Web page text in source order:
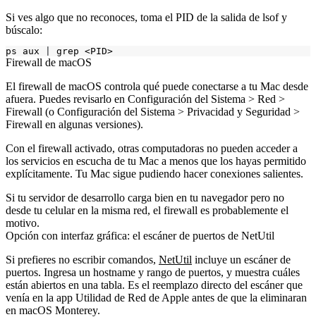
Si ves algo que no reconoces, toma el PID de la salida de lsofy
búscalo:
ps aux
Firewall de macOS
El firewall de macOS controla qué puede conectarse a tu Mac desde
afuera. Puedes revisarlo en Configuración del Sistema > Red >
Firewall (o Configuración del Sistema > Privacidad y Seguridad >
Firewall en algunas versiones).
Con el firewall activado, otras computadoras no pueden acceder a
los servicios en escucha de tu Mac a menos que los hayas permitido
explícitamente. Tu Mac sigue pudiendo hacer conexiones salientes.
Si tu servidor de desarrollo carga bien en tu navegador pero no
desde tu celular en la misma red, el firewall es probablemente el
motivo.
Opción con interfaz gráfica: el escáner de puertos de NetUtil
Si prefieres no escribir comandos, NetUtil incluye un escáner de
puertos. Ingresa un hostname y rango de puertos, y muestra cuáles
están abiertos en una tabla. Es el reemplazo directo del escáner que
venía en la app Utilidad de Red de Apple antes de que la eliminaran
en macOS Monterey.